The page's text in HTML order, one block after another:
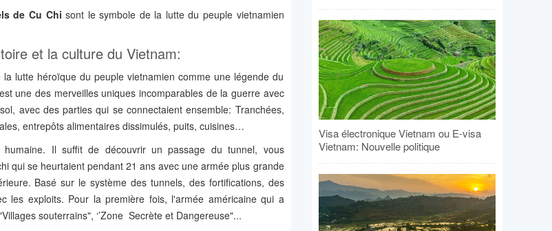
de Cu Chi sont le symbole de la lutte du peuple vietnamien
et la culture du Vietnam:
lutte héroïque du peuple vietnamien comme une légende du
une des merveilles uniques incomparables de la guerre avec
avec des parties qui se connectaient ensemble: Tranchées,
entrepôts alimentaires dissimulés, puits, cuisines…
Il suffit de découvrir un passage du tunnel, vous
qui se heurtaient pendant 21 ans avec une armée plus grande
Basé sur le système des tunnels, des fortifications, des
les exploits. Pour la première fois, l'armée américaine qui a
souterrains", ‘’Zone Secrète et Dangereuse"...
Visa électronique Vietnam ou E-visa
Vietnam: Nouvelle politique